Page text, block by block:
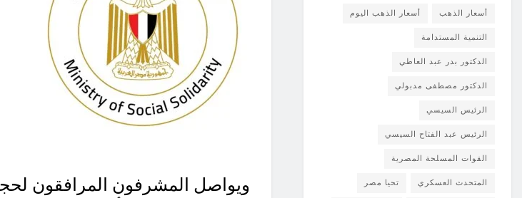
ويواصل المشرفون المرافقون
أسعار الذهب أسعار الذهب اليوم
التنمية المستدامة
الدكتور بدر عبد العاطي
الدكتور مصطفى مدبولي
الرئيس السيسي
الرئيس عبد الفتاح السيسي
القوات المسلحة المصرية
المتحدث العسكري تحيا مصر